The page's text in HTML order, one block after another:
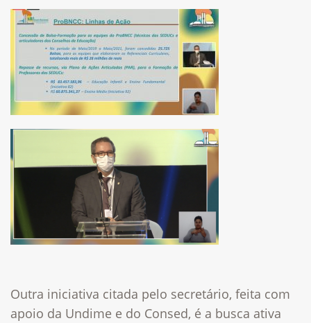
Outra iniciativa citada pelo secretário, feita com
apoio da Undime e do Consed, é a busca ativa